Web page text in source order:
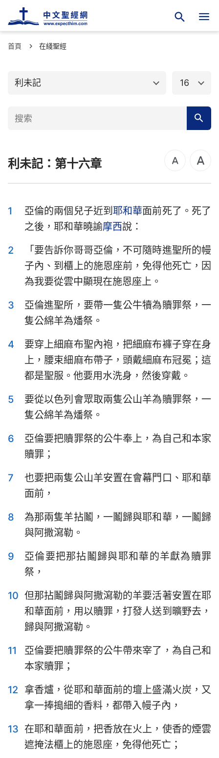
首頁 在綫聖經
利未記
舊約聖經
創世記
申命記
撒母耳記上
歷代志上 歷代志下
以斯拉記 尼希米記
以斯帖記 約伯記
詩篇 箴言
以賽亞書
耶利米哀歌 以西結書
但以理書 何西阿書
約珥書 阿摩司書
俄巴底亞書 約拿書
哈巴谷書
瑪拉基書
16
利未記：第十六章
1 亞倫的兩個兒子近到耶和華面前死了。死了
之後，耶和華曉諭摩西說：
2
「要告訴你哥哥亞倫，不可隨時進聖所的幔
子內、到櫃上的施恩座前，免得他死亡，因
為我要從雲中顯現在施恩座上。
3
亞倫進聖所，要帶一隻公牛犢為贖罪祭，一
隻公綿羊為燔祭。
4
要穿上細麻布聖內袍，把細麻布褲子穿在身
上，腰束細麻布帶子，頭戴細麻布冠冕；這
都是聖服。他要用水洗身，然後穿戴。
5
要從以色列會眾取兩隻公山羊為贖罪祭，一
隻公綿羊為燔祭。
6
亞倫要把贖罪祭的公牛奉上，為自己和本家
贖罪；
7
也要把兩隻公山羊安置在會幕門口、耶和華
面前，
8
為那兩隻羊拈鬮，一鬮歸與耶和華，一鬮歸
與阿撒瀉勒。
9
亞倫要把那拈鬮歸與耶和華的羊獻為贖罪
祭，
10 但那拈鬮歸與阿撒瀉勒的羊要活著安置在耶
和華面前，用以贖罪，打發人送到曠野去，
歸與阿撒瀉勒。
11
亞倫要把贖罪祭的公牛帶來宰了，為自己和
本家贖罪；
12
拿香爐，從耶和華面前的壇上盛滿火炭，又
拿一捧搗細的香料，都帶入幔子內，
13 在耶和華面前，把香放在火上，使香的煙雲
遮掩法櫃上的施恩座，免得他死亡；